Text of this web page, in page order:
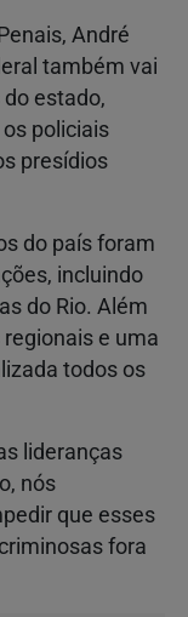
André
também vai
estado,
policiais
presídios
do país foram
incluindo
do Rio. Além
e uma
todos os
lideranças
nós
que esses
fora